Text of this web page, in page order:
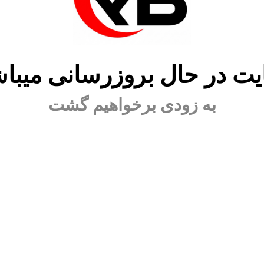
در حال بروزرسانی
به زودی برخواهیم گشت